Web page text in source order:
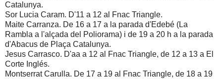
Catalunya.
Sor Lucia Caram. D'11 a 12 al Fnac Triangle.
Maite Carranza. De 16 a 17 a la parada d'Edebé (La
Rambla a l'alçada del Poliorama) i de 19 a 20 h a la parada
d'Abacus de Plaça Catalunya.
Jesus Carrasco. D'aa a 12 al Fnac Triangle, de 12 a 13 a El
Corte Inglés.
Montserrat Carulla. De 17 a 19 al Fnac Triangle, de 18 a 19